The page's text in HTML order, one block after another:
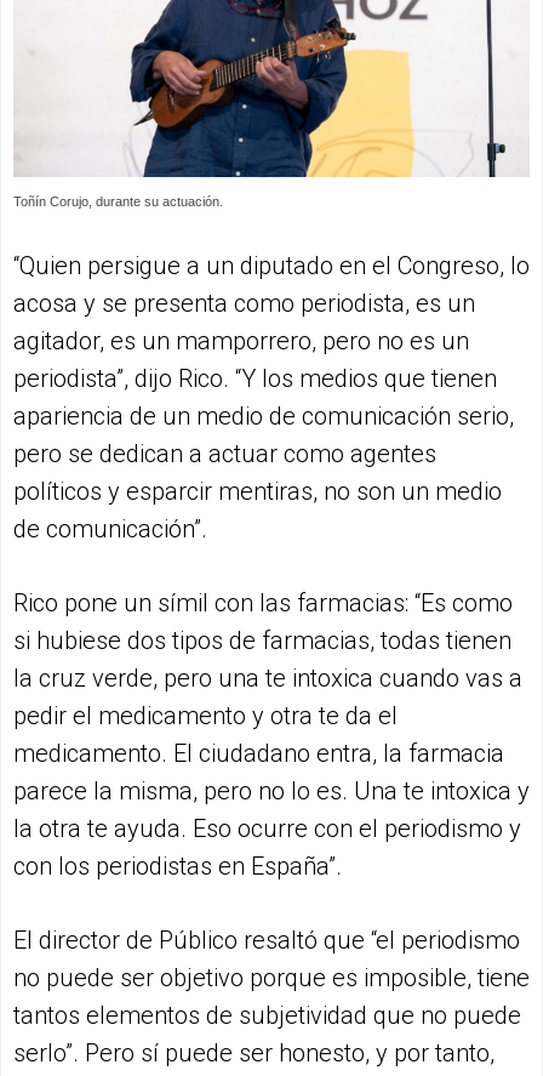
Toñín Corujo, durante su actuación.
“Quien persigue a un diputado en el Congreso, lo
acosa y se presenta como periodista, es un
agitador, es un mamporrero, pero no es un
periodista”, dijo Rico. “Y los medios que tienen
apariencia de un medio de comunicación serio,
pero se dedican a actuar como agentes
políticos y esparcir mentiras, no son un medio
de comunicación”.
Rico pone un símil con las farmacias: “Es como
si hubiese dos tipos de farmacias, todas tienen
la cruz verde, pero una te intoxica cuando vas a
pedir el medicamento y otra te da el
medicamento. El ciudadano entra, la farmacia
parece la misma, pero no lo es. Una te intoxica y
la otra te ayuda. Eso ocurre con el periodismo y
con los periodistas en España”.
El director de Público resaltó que “el periodismo
no puede ser objetivo porque es imposible, tiene
tantos elementos de subjetividad que no puede
serlo”. Pero sí puede ser honesto, y por tanto,